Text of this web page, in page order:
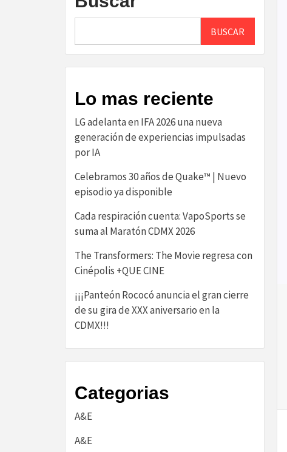
BUSCAR
Lo mas reciente
LG adelanta en IFA 2026 una nueva
generación de experiencias impulsadas
por IA
Celebramos 30 años de Quake™ | Nuevo
episodio ya disponible
Cada respiración cuenta: VapoSports se
suma al Maratón CDMX 2026
The Transformers: The Movie regresa con
Cinépolis +QUE CINE
¡¡¡Panteón Rococó anuncia el gran cierre
de su gira de XXX aniversario en la
CDMX!!!
Categorias
A&E
A&E